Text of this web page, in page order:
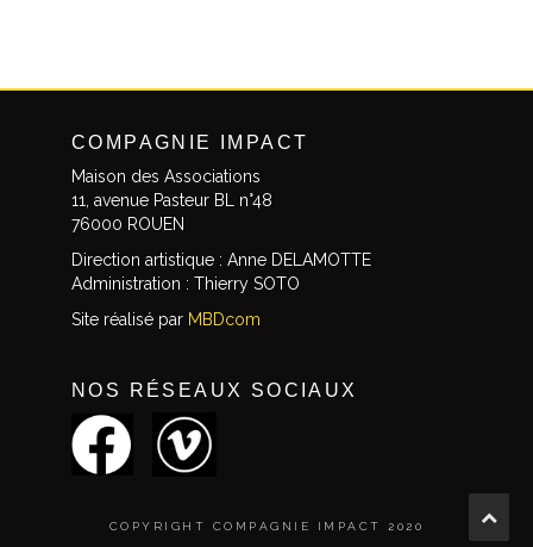
COMPAGNIE IMPACT
Maison des Associations
11, avenue Pasteur BL n°48
76000 ROUEN
Direction artistique : Anne DELAMOTTE
Administration : Thierry SOTO
Site réalisé par MBDcom
NOS RÉSEAUX SOCIAUX
COPYRIGHT COMPAGNIE IMPACT 2020